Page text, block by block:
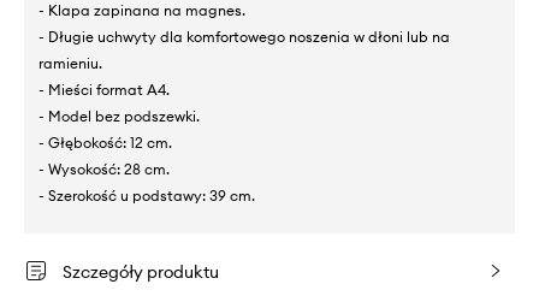
- Klapa zapinana na magnes.
- Długie uchwyty dla komfortowego noszenia w dłoni lub na
ramieniu.
- Mieści format A4.
- Model bez podszewki.
- Głębokość: 12 cm.
- Wysokość: 28 cm.
- Szerokość u podstawy: 39 cm.
Szczegóły produktu